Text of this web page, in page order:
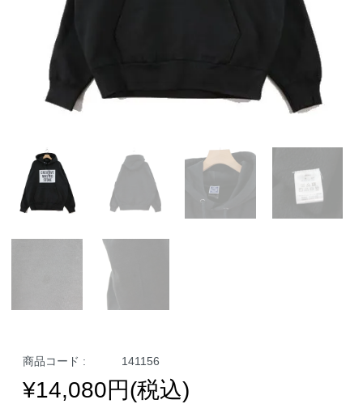
商品コード : 141156
¥14,080円(税込)